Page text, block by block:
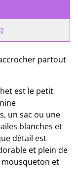
partout
est le petit
un sac ou une
blanches et
détail est
et plein de
mousqueton et